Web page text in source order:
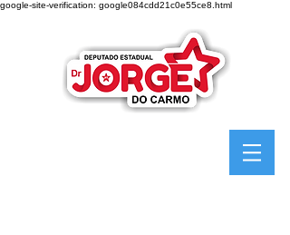
google-site-verification: google084cdd21c0e55ce8.html